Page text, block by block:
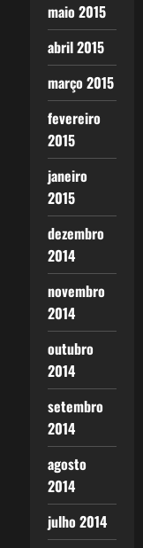
maio 2015
abril 2015
março 2015
fevereiro
2015
janeiro
2015
dezembro
2014
novembro
2014
outubro
2014
setembro
2014
agosto
2014
julho 2014